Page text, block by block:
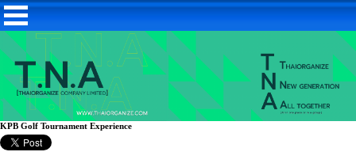
KPB Golf Tournament Experience